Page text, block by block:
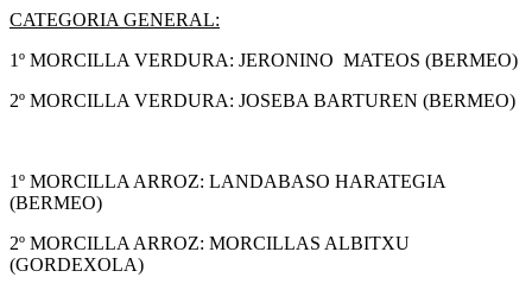
CATEGORIA GENERAL:
1º MORCILLA VERDURA: JERONINO MATEOS (BERMEO)
2º MORCILLA VERDURA: JOSEBA BARTUREN (BERMEO)
1º MORCILLA ARROZ: LANDABASO HARATEGIA
(BERMEO)
2º MORCILLA ARROZ: MORCILLAS ALBITXU
(GORDEXOLA)